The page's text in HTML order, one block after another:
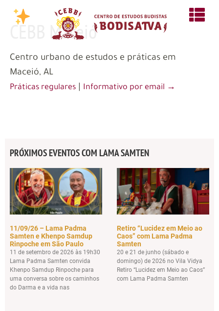
CEBB Maceió
Centro urbano de estudos e práticas em
Maceió, AL
Práticas regulares Informativo por email →
PRÓXIMOS EVENTOS COM LAMA SAMTEN
11/09/26 – Lama Padma
Samten e Khenpo Samdup
Rinpoche em São Paulo
11 de setembro de 2026 às 19h30
Lama Padma Samten convida
Khenpo Samdup Rinpoche para
uma conversa sobre os caminhos
do Darma e a vida nas
Retiro “Lucidez em Meio ao
Caos” com Lama Padma
Samten
20 e 21 de junho (sábado e
domingo) de 2026 no Vila Vidya
Retiro “Lucidez em Meio ao Caos”
com Lama Padma Samten